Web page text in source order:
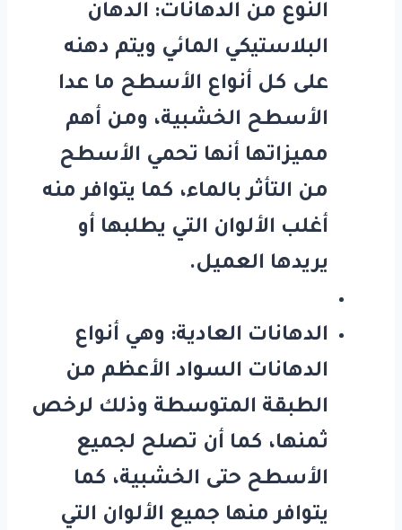
النوع من الدهانات: الدهان
البلاستيكي المائي ويتم دهنه
على كل أنواع الأسطح ما عدا
الأسطح الخشبية، ومن أهم
مميزاتها أنها تحمي الأسطح
من التأثر بالماء، كما يتوافر منه
أغلب الألوان التي يطلبها أو
يريدها العميل.
الدهانات العادية: وهي أنواع
الدهانات السواد الأعظم من
الطبقة المتوسطة وذلك لرخص
ثمنها، كما أن تصلح لجميع
الأسطح حتى الخشبية، كما
يتوافر منها جميع الألوان التي